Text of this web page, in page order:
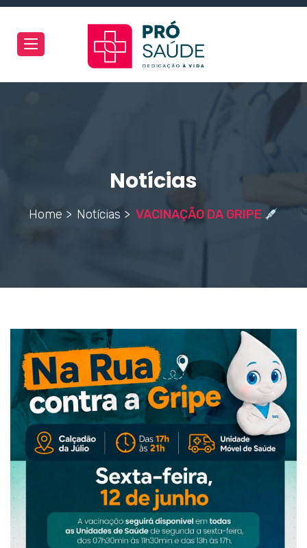
Toggle
navigation
Notícias
Home > Notícias > VACINAÇÃO DA GRIPE